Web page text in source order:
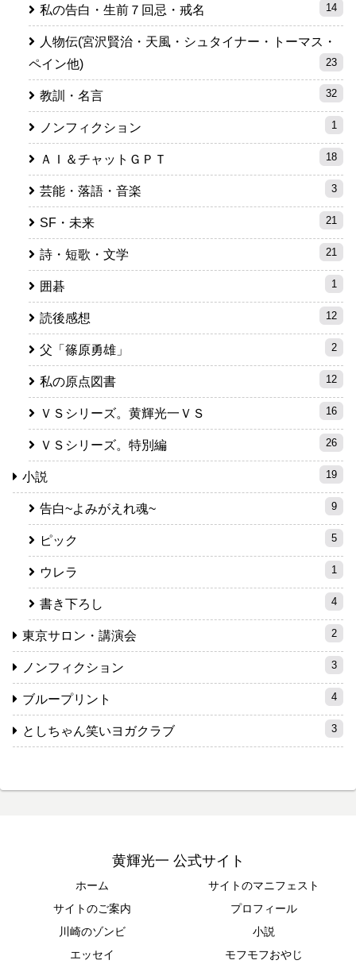
私の告白・生前７回忌・戒名 14
人物伝(宮沢賢治・天風・シュタイナー・トーマス・
ペイン他)
23
教訓・名言 32
ノンフィクション 1
ＡＩ＆チャットＧＰＴ 18
芸能・落語・音楽 3
SF・未来 21
詩・短歌・文学 21
囲碁 1
読後感想 12
父「篠原勇雄」 2
私の原点図書 12
ＶＳシリーズ。黄輝光一ＶＳ 16
ＶＳシリーズ。特別編 26
小説 19
告白~よみがえれ魂~ 9
ピック 5
ウレラ 1
書き下ろし 4
東京サロン・講演会 2
ノンフィクション 3
ブループリント 4
としちゃん笑いヨガクラブ 3
黄輝光一 公式サイト
ホーム
サイトのマニフェスト
サイトのご案内
プロフィール
川崎のゾンビ
小説
エッセイ
モフモフおやじ